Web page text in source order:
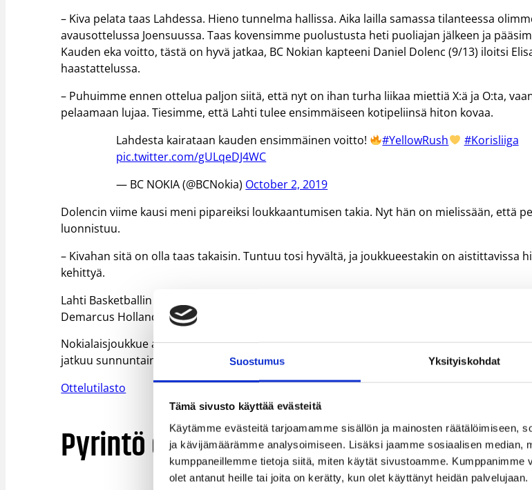
Suostumus Yksityiskohdat
Tämä sivusto käyttää evästeitä
Käytämme evästeitä tarjoamamme sisällön ja mainosten räätälöimiseen,
ja kävijämäärämme analysoimiseen. Lisäksi jaamme sosiaalisen median,
kumppaneillemme tietoja siitä, miten käytät sivustoamme. Kumppanimme
olet antanut heille tai joita on kerätty, kun olet käyttänyt heidän palvelujaan.
– Kiva pelata taas Lahdessa. Hieno tunnelma hallissa. Aika lailla samassa tilanteessa
avausottelussa Joensuussa. Taas kovensimme puolustusta heti puoliajan jälkeen ja
Kauden eka voitto, tästä on hyvä jatkaa, BC Nokian kapteeni Daniel Dolenc (9/13) iloitsi
haastattelussa.
– Puhuimme ennen ottelua paljon siitä, että nyt on ihan turha liikaa miettiä X:ä ja O:ta,
pelaamaan lujaa. Tiesimme, että Lahti tulee ensimmäiseen kotipeliinsä hiton kovaa.
Lahdesta kairataan kauden ensimmäinen voitto!
#YellowRush
#Korisliiga
pic.twitter.com/gULqeDJ4WC
— BC NOKIA (@BCNokia) October 2, 2019
Dolencin viime kausi meni pipareiksi loukkaantumisen takia. Nyt hän on mielissään, että
luonnistuu.
– Kivahan sitä on olla taas takaisin. Tuntuu tosi hyvältä, ja joukkueestakin on aistittavissa
kehittyä.
Lahti Basketballin tehokkain oli kauden avauksessa Courtney Stockard (18/10).
Demarcus Holland (19/6).
Nokialaisjoukkue avaa kauden kotiottelu-urakkansa perjantaina KTP-Basketia vastaan.
jatkuu sunnuntaina Kauhajoella hallitsevan mestarin kotiluolassa.
Ottelutilasto
Pyrintö ei antanut Uran lopulta yllättää